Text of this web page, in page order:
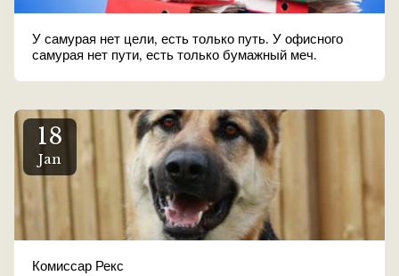
У самурая нет цели, есть только путь. У офисного
самурая нет пути, есть только бумажный меч.
18
Jan
Комиссар Рекс